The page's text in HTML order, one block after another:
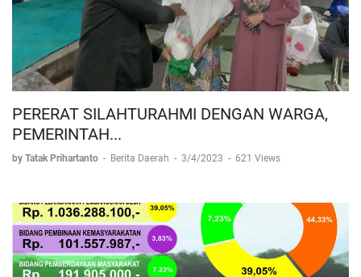
PERERAT SILAHTURAHMI DENGAN WARGA,
PEMERINTAH...
by Tatak Prihartanto - Berita Daerah - 3/4/2023 - 621 Views